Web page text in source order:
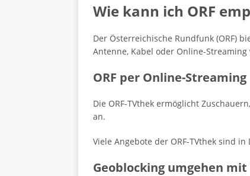
Wie kann ich ORF
Der Österreichische Rundfunk (ORF)
Antenne, Kabel oder Online-
ORF per Online-Streaming
Die ORF-TVthek ermöglicht
an.
Viele Angebote der ORF-TVthek sind
Geoblocking umgehen mit